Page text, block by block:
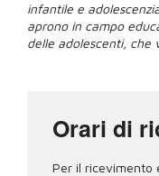
infantile e
aprono in campo
delle adolescenti, che
Orari di
Per il ricevimento